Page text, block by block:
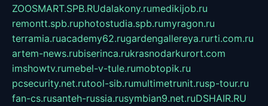
ZOOSMART.SPB.RUdalakony.rumedikijob.ru
remontt.spb.ruphotostudia.spb.rumyragon.ru
terramia.ruacademy62.rugardengallereya.rurti.com.ru
artem-news.rubiserinca.rukrasnodarkurort.com
imshowtv.rumebel-v-tule.rumobtopik.ru
pcsecurity.net.rutool-sib.rumultimetrunit.rusp-tour.ru
fan-cs.rusanteh-russia.rusymbian9.net.ruDSHAIR.RU